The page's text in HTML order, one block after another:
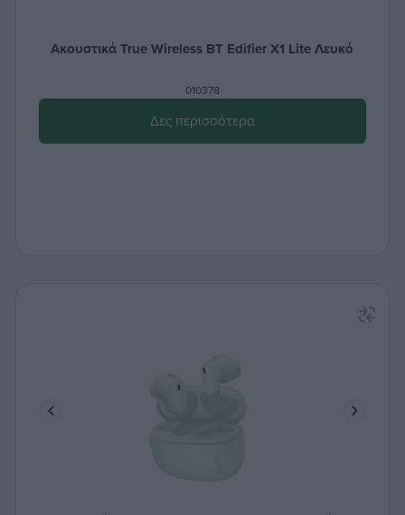
Ακουστικά True Wireless ΒΤ Edifier X1 Lite Λευκό
010378
Δες περισσότερα